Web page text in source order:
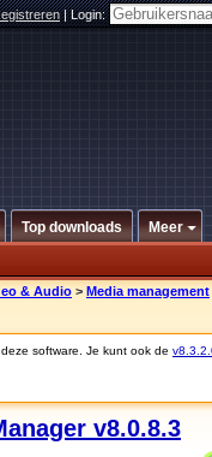
|Login:
Top downloads Meer
& Audio > Media management
software. Je kunt ook de
v8.0.8.3